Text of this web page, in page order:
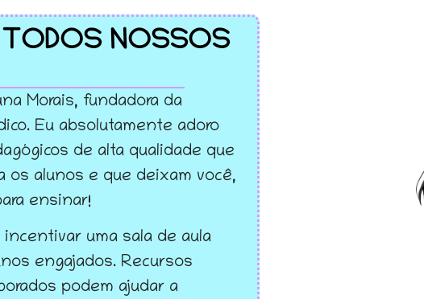
NOSSOS
Morais, fundadora da
Eu absolutamente adoro
de alta qualidade que
os alunos e que deixam você,
ensinar!
uma sala de aula
engajados. Recursos
podem ajudar a